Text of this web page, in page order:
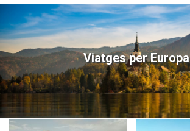
Viatges per Europa